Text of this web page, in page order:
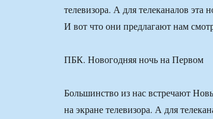
телевизора. А для телеканалов эта
И вот что они предлагают нам
ПБК. Новогодняя ночь на Первом
Большинство из нас встречают
на экране телевизора. А для